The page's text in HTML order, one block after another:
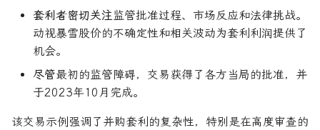
套利者密切关注监管批准过程、市场反应和法律挑战。
动视暴雪股价的不确定性和相关波动为套利利润提供了
机会。
尽管最初的监管障碍，交易获得了各方当局的批准，并
于2023年10月完成。
该交易示例强调了并购套利的复杂性，特别是在高度审查的